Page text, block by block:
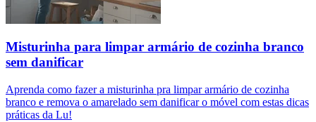
Misturinha para limpar armário de cozinha branco
sem danificar
Aprenda como fazer a misturinha pra limpar armário de cozinha
branco e remova o amarelado sem danificar o móvel com estas dicas
práticas da Lu!